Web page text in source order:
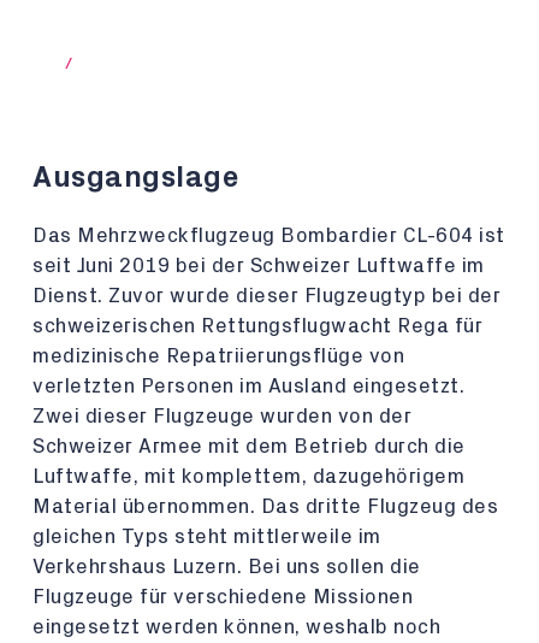
/
Ausgangslage
Das Mehrzweckflugzeug Bombardier CL-604 ist
seit Juni 2019 bei der Schweizer Luftwaffe im
Dienst. Zuvor wurde dieser Flugzeugtyp bei der
schweizerischen Rettungsflugwacht Rega für
medizinische Repatriierungsflüge von
verletzten Personen im Ausland eingesetzt.
Zwei dieser Flugzeuge wurden von der
Schweizer Armee mit dem Betrieb durch die
Luftwaffe, mit komplettem, dazugehörigem
Material übernommen. Das dritte Flugzeug des
gleichen Typs steht mittlerweile im
Verkehrshaus Luzern. Bei uns sollen die
Flugzeuge für verschiedene Missionen
eingesetzt werden können, weshalb noch